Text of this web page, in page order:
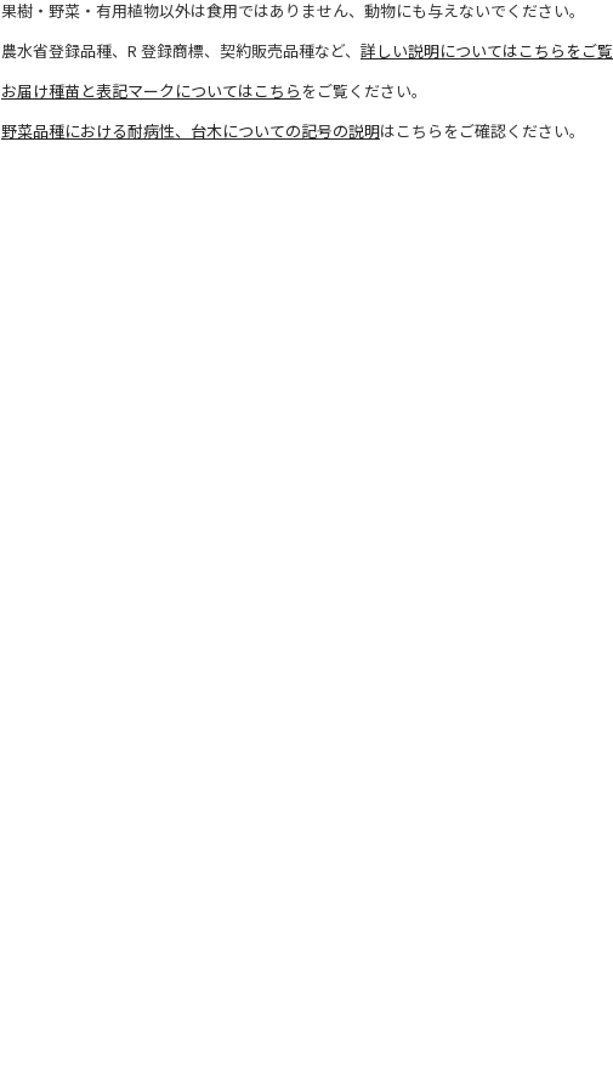
果樹・野菜・有用植物以外は食用ではありません、動物にも与えないでください。
農水省登録品種、R 登録商標、契約販売品種など、 詳しい説明についてはこちらをご覧
お届け種苗と表記マークについてはこちら をご覧ください。
野菜品種における耐病性、台木についての記号の説明はこちらをご確認ください。